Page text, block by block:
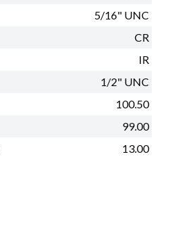
5/16" UNC
CR
IR
1/2" UNC
100.50
99.00
13.00